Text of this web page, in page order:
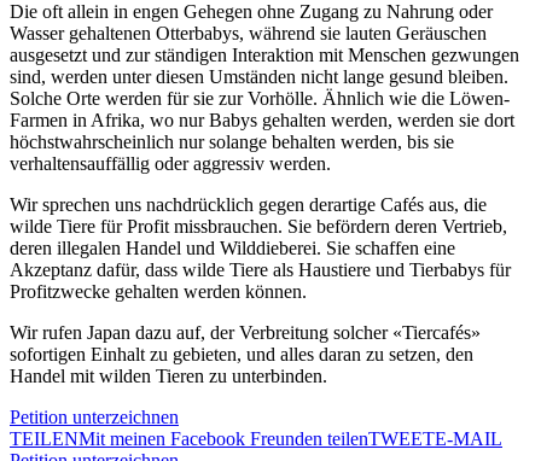
Die oft allein in engen Gehegen ohne Zugang zu Nahrung oder
Wasser gehaltenen Otterbabys, während sie lauten Geräuschen
ausgesetzt und zur ständigen Interaktion mit Menschen gezwungen
sind, werden unter diesen Umständen nicht lange gesund bleiben.
Solche Orte werden für sie zur Vorhölle. Ähnlich wie die Löwen-
Farmen in Afrika, wo nur Babys gehalten werden, werden sie dort
höchstwahrscheinlich nur solange behalten werden, bis sie
verhaltensauffällig oder aggressiv werden.
Wir sprechen uns nachdrücklich gegen derartige Cafés aus, die
wilde Tiere für Profit missbrauchen. Sie befördern deren Vertrieb,
deren illegalen Handel und Wilddieberei. Sie schaffen eine
Akzeptanz dafür, dass wilde Tiere als Haustiere und Tierbabys für
Profitzwecke gehalten werden können.
Wir rufen Japan dazu auf, der Verbreitung solcher «Tiercafés»
sofortigen Einhalt zu gebieten, und alles daran zu setzen, den
Handel mit wilden Tieren zu unterbinden.
Petition unterzeichnen
TEILENMit meinen Facebook Freunden teilenTWEETE-MAIL